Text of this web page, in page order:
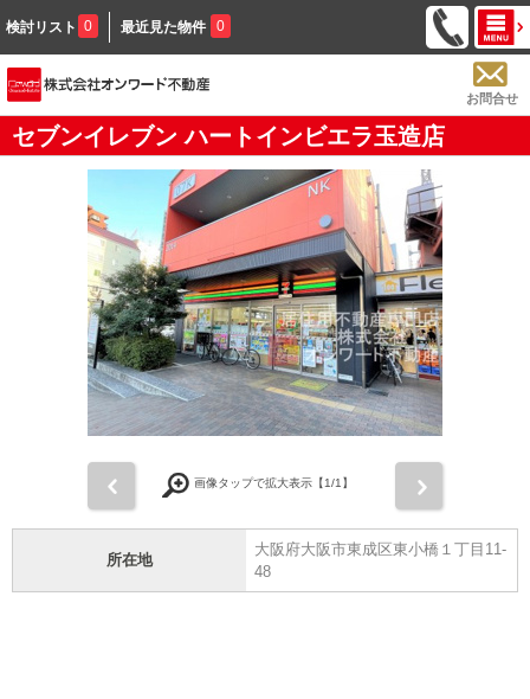
検討リスト 0 最近見た物件 0
お問合せ
セブンイレブン ハートインビエラ玉造店
画像タップで拡大表示【1/1】
所在地
大阪府大阪市東成区東小橋１丁目11-
48